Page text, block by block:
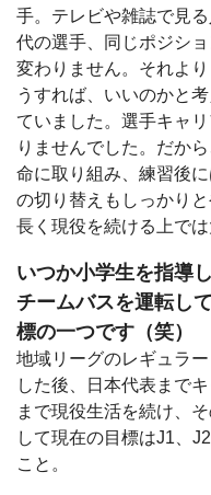
手。テレビや雑誌で見
代の選手、同じポジシ
変わりません。それよ
うすれば、いいのかと
ていました。選手キャ
りませんでした。だか
命に取り組み、練習後
の切り替えもしっかり
長く現役を続ける上で
いつか小学生を指導し
チームバスを運転し
標の一つです（笑）
地域リーグのレギュラ
した後、日本代表まで
まで現役生活を続け、
して現在の目標はJ1、
こと。